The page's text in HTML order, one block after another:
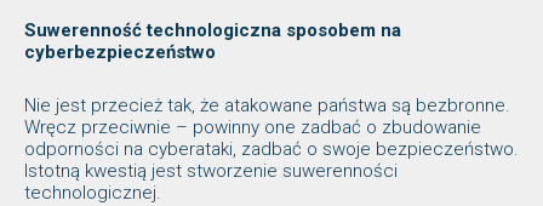
Suwerenność technologiczna sposobem na
cyberbezpieczeństwo
Nie jest przecież tak, że atakowane państwa są bezbronne.
Wręcz przeciwnie – powinny one zadbać o zbudowanie
odporności na cyberataki, zadbać o swoje bezpieczeństwo.
Istotną kwestią jest stworzenie suwerenności
technologicznej.